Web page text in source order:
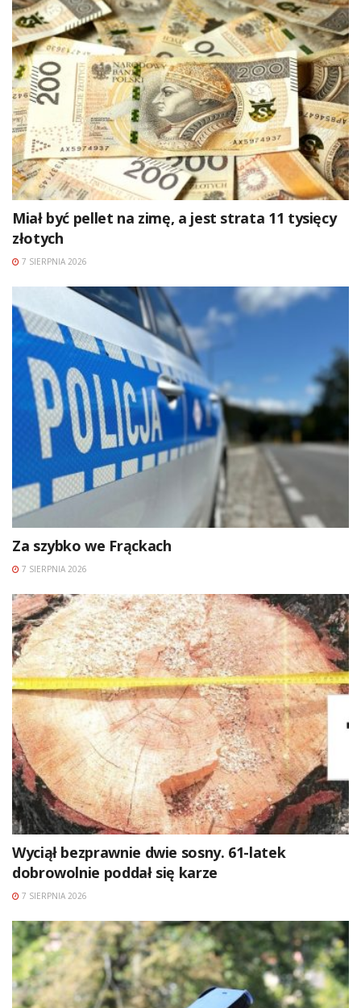
Miał być pellet na zimę, a jest strata 11 tysięcy
złotych
7 SIERPNIA 2026
Za szybko we Frąckach
7 SIERPNIA 2026
Wyciął bezprawnie dwie sosny. 61-latek
dobrowolnie poddał się karze
7 SIERPNIA 2026